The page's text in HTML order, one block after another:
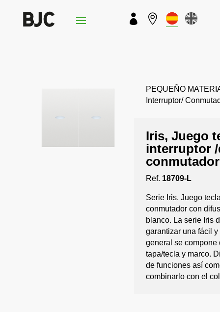
 
PEQUEÑO
Interruptor/
Iris, Juego
interruptor
Ref. 18709-L
Serie Iris. Juego
conmutador con
blanco. La serie Iris
garantizar una fácil
general se compone
tapa/tecla y marco.
de funciones así
combinarlo con el